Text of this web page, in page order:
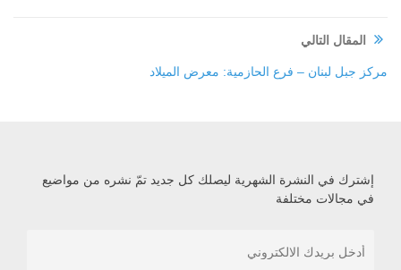
المقال التالي
مركز جبل لبنان – فرع الحازمية: معرض الميلاد
إشترك في النشرة الشهرية ليصلك كل جديد تمّ نشره من مواضيع
في مجالات مختلفة